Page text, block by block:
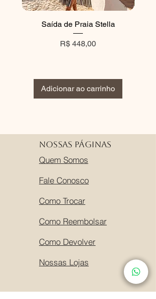
Saída de Praia Stella
Preço
R$ 448,00
Adicionar ao carrinho
Nossas Páginas
Quem Somos
Fale Conosco
Como Trocar
Como Reembolsar
Como Devolver
Nossas Lojas